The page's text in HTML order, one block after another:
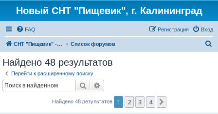
Новый СНТ "Пищевик", г. Калининград
FAQ Вход
Регистрация
СНТ "Пищевик" - возвращение на Главную страницу Список форумов
Найдено 48 результатов
Перейти к расширенному поиску
Поиск
Найдено 48 результатов 1 2 3 4